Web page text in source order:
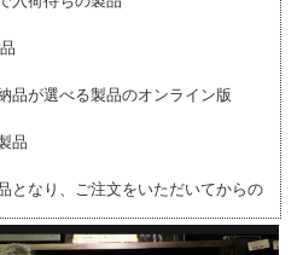
品が選べる製品のオンライン版
品
となり、ご注文をいただいてからの